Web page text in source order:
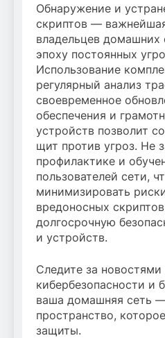
Обнаружение и
скриптов —
владельцев домашних
эпоху постоянных
Использование
регулярный анализ
своевременное
обеспечения и
устройств позволит
щит против угроз. Не
профилактике и
пользователей сети,
минимизировать
вредоносных
долгосрочную
и устройств.
Следите за
кибербезопасности и
ваша домашняя сеть
пространство,
защиты.